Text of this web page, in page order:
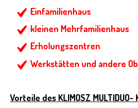
Einfamilienhaus
kleinen Mehrfamilienhaus
Erholungszentren
Werkstätten und andere
Vorteile des KLIMOSZ MULTIDUO-